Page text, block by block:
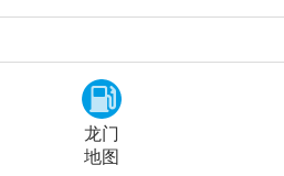
龙门
地图